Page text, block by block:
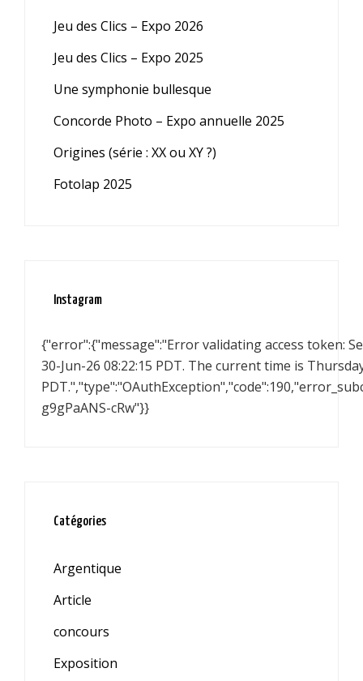
Jeu des Clics – Expo 2026
Jeu des Clics – Expo 2025
Une symphonie bullesque
Concorde Photo – Expo annuelle 2025
Origines (série : XX ou XY ?)
Fotolap 2025
Instagram
{"error":{"message":"Error validating access token:
30-Jun-26 08:22:15 PDT. The current time is
g9gPaANS-cRw"}}
Catégories
Argentique
Article
concours
Exposition